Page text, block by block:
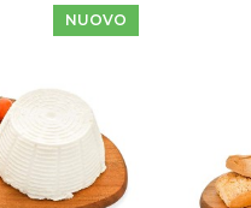
NUOVO